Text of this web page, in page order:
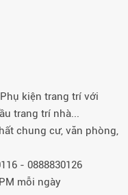
kiện trang trí với
trang trí nhà...
chung cư, văn phòng,
- 0888830126
mỗi ngày